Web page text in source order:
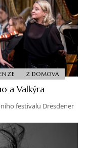
Z DOMOVA
a Valkýra
festivalu Dresdener